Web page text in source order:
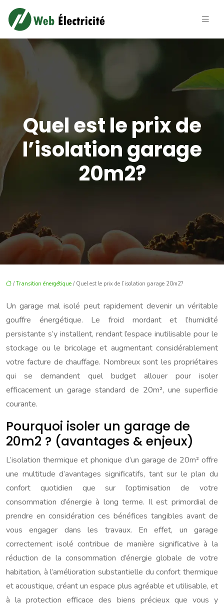
Quel est le prix de
l’isolation garage
20m2?
/Transition énergétique / Quel est le prix de l’isolation garage 20m2?
Un garage mal isolé peut rapidement devenir un véritable
gouffre énergétique. Le froid mordant et l’humidité
persistante s’y installent, rendant l’espace inutilisable pour le
stockage ou le bricolage et augmentant considérablement
votre facture de chauffage. Nombreux sont les propriétaires
qui se demandent quel budget allouer pour isoler
efficacement un garage standard de 20m², une superficie
courante.
Pourquoi isoler un garage de
20m2 ? (avantages & enjeux)
L’isolation thermique et phonique d’un garage de 20m² offre
une multitude d’avantages significatifs, tant sur le plan du
confort quotidien que sur l’optimisation de votre
consommation d’énergie à long terme. Il est primordial de
prendre en considération ces bénéfices tangibles avant de
vous engager dans les travaux. En effet, un garage
correctement isolé contribue de manière significative à la
réduction de la consommation d’énergie globale de votre
habitation, à l’amélioration substantielle du confort thermique
et acoustique, créant un espace plus agréable et utilisable, et
à la protection efficace des biens précieux que vous y